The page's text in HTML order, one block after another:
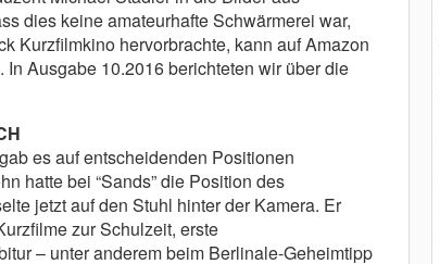
dies keine amateurhafte Schwärmerei war,
Kurzfilmkino hervorbrachte, kann auf Amazon
Ausgabe 10.2016 berichteten wir über die
es auf entscheidenden Positionen
hatte bei “Sands” die Position des
jetzt auf den Stuhl hinter der Kamera. Er
zur Schulzeit, erste
– unter anderem beim Berlinale-Geheimtipp